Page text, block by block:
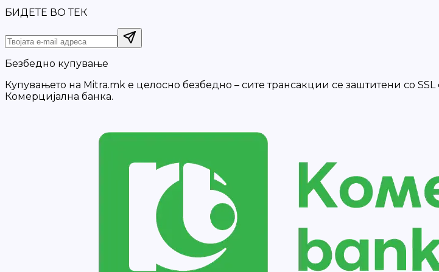
БИДЕТЕ ВО ТЕК
Безбедно купување
Купувањето на Mitra.mk е целосно безбедно – сите трансакции се заштитени со
Комерцијална банка.